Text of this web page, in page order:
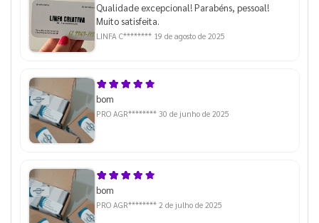
Qualidade excepcional! Parabéns, pessoal!
Muito satisfeita.
LINFA C******** 19 de agosto de 2025
bom
PRO AGR******** 30 de junho de 2025
bom
PRO AGR******** 2 de julho de 2025